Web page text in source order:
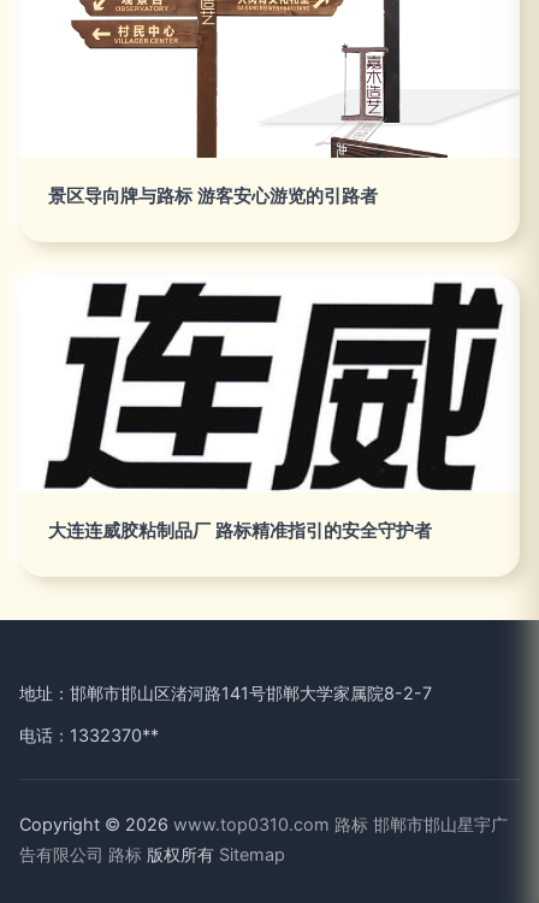
景区导向牌与路标 游客安心游览的引路者
大连连威胶粘制品厂 路标精准指引的安全守护者
地址：邯郸市邯山区渚河路141号邯郸大学家属院8-2-7
电话：1332370**
Copyright © 2026 www.top0310.com 路标 邯郸市邯山星宇广
告有限公司 路标 版权所有 Sitemap